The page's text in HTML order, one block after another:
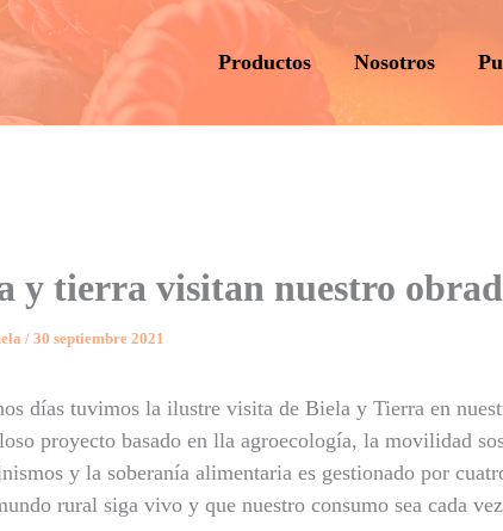
Productos Nosotros
y tierra visitan nuestro
/ 30 septiembre 2021
días tuvimos la ilustre visita de Biela y Tierra en
proyecto basado en lla agroecología, la movilidad
y la soberanía alimentaria es gestionado por
rural siga vivo y que nuestro consumo sea cada